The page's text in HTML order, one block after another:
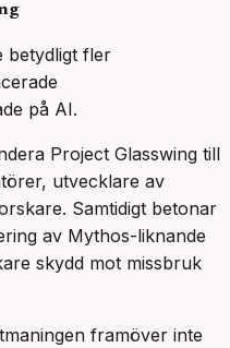
betydligt fler
på AI.
Project Glasswing till
utvecklare av
Samtidigt betonar
av Mythos-liknande
skydd mot missbruk
framöver inte